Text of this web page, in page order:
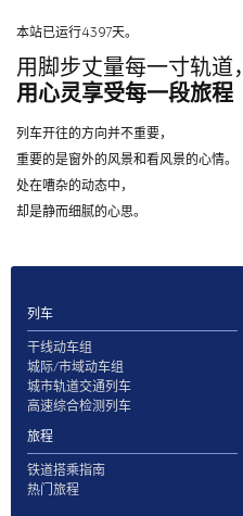
本站已运行4397天。
用脚步丈量每一寸轨道，
用心灵享受每一段旅程
列车开往的方向并不重要，
重要的是窗外的风景和看风景的心情。
处在嘈杂的动态中，
却是静而细腻的心思。
列车
干线动车组
城际/市域动车组
城市轨道交通列车
高速综合检测列车
旅程
铁道搭乘指南
热门旅程